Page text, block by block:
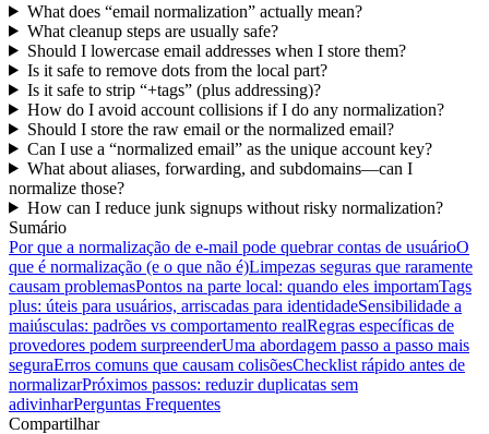
What does “email normalization” actually mean?
What cleanup steps are usually safe?
Should I lowercase email addresses when I store them?
Is it safe to remove dots from the local part?
Is it safe to strip “+tags” (plus addressing)?
How do I avoid account collisions if I do any normalization?
Should I store the raw email or the normalized email?
Can I use a “normalized email” as the unique account key?
What about aliases, forwarding, and subdomains—can I
normalize those?
How can I reduce junk signups without risky normalization?
Sumário
Por que a normalização de e-mail pode quebrar contas de usuárioO
que é normalização (e o que não é)Limpezas seguras que raramente
causam problemasPontos na parte local: quando eles importamTags
plus: úteis para usuários, arriscadas para identidadeSensibilidade a
maiúsculas: padrões vs comportamento realRegras específicas de
provedores podem surpreenderUma abordagem passo a passo mais
seguraErros comuns que causam colisõesChecklist rápido antes de
normalizarPróximos passos: reduzir duplicatas sem
adivinharPerguntas Frequentes
Compartilhar